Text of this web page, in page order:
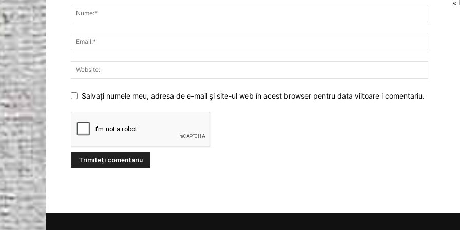
Salvați numele meu, adresa de e-mail și site-ul web în acest browser pentru data viitoare i comentariu.
«